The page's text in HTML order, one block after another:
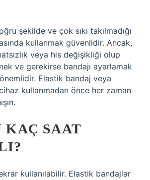
şekilde ve çok sıkı takılmadığı
kullanmak güvenlidir. Ancak,
veya his değişikliği olup
ve gerekirse bandajı ayarlamak
Elastik bandaj veya
kullanmadan önce her zaman
KAÇ SAAT
kullanılabilir. Elastik bandajlar